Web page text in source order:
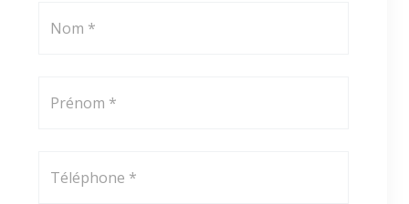
Nom *
Prénom *
Téléphone *